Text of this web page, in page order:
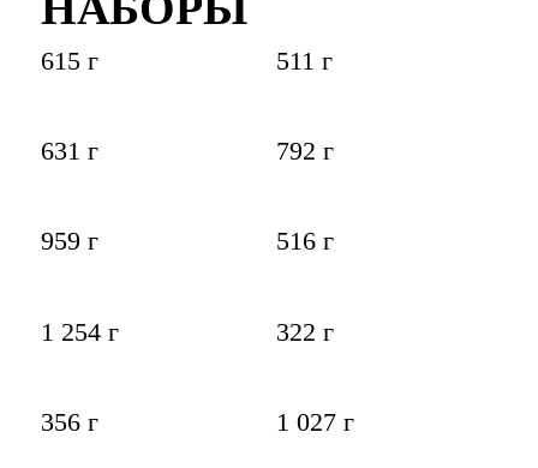
615 г 511 г
631 г 792 г
959 г 516 г
1 254 г 322 г
356 г 1 027 г